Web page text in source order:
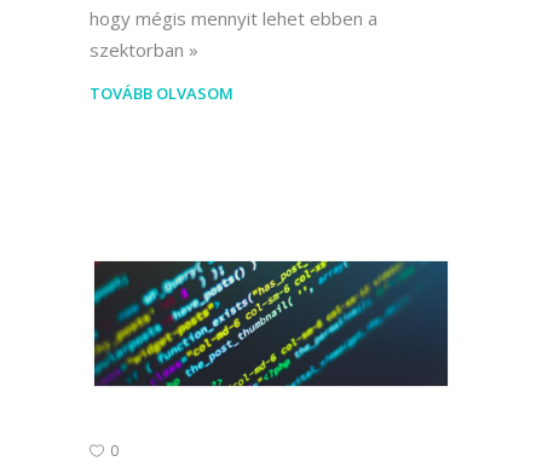
hogy mégis mennyit lehet ebben a
szektorban
TOVÁBB OLVASOM
0